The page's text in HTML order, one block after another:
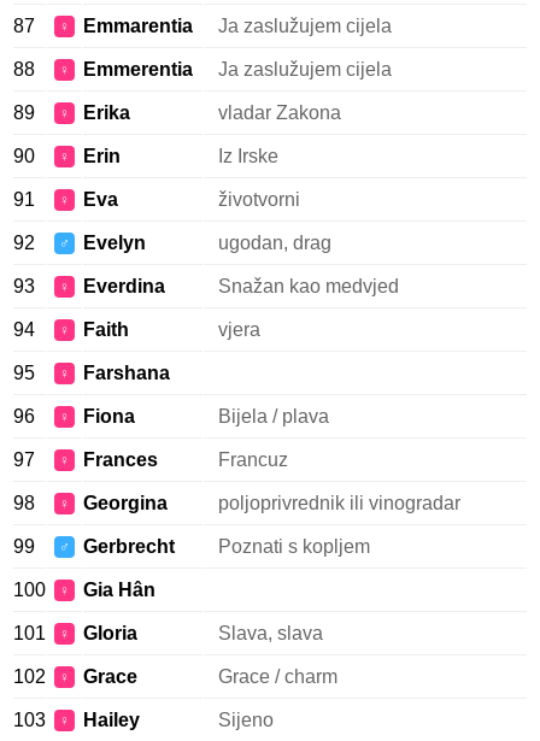
87 ♀ Emmarentia Ja zaslužujem cijela
88 ♀ Emmerentia Ja zaslužujem cijela
89 ♀ Erika vladar Zakona
90 ♀ Erin Iz Irske
91 ♀ Eva životvorni
92 ♂ Evelyn ugodan, drag
93 ♀ Everdina Snažan kao medvjed
94 ♀ Faith vjera
95 ♀ Farshana
96 ♀ Fiona Bijela / plava
97 ♀ Frances Francuz
98 ♀ Georgina poljoprivrednik ili vinogradar
99 ♂ Gerbrecht Poznati s kopljem
100 ♀ Gia Hân
101 ♀ Gloria Slava, slava
102 ♀ Grace Grace / charm
103 ♀ Hailey Sijeno